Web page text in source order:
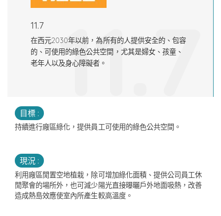
11.7
在西元2030年以前，為所有的人提供安全的、包容
的、可使用的綠色公共空間，尤其是婦女、孩童、
老年人以及身心障礙者。
11.7
目標 :
持續進行廠區綠化，提供員工可使用的綠色公共空間。
現況 :
利用廠區閒置空地植栽，除可增加綠化面積、提供公司員工休
閒聚會的場所外，也可減少陽光直接曝曬戶外地面吸熱，改善
造成熱島效應使室內所產生較高溫度。